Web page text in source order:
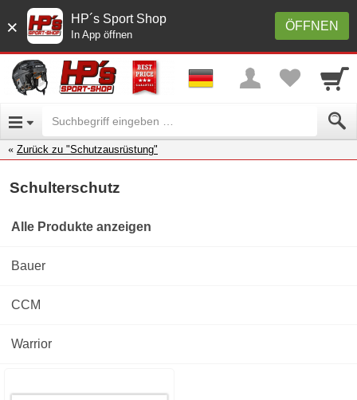
× ÖFFNEN
HP´s Sport Shop
In App öffnen
Zurück zu "Schutzausrüstung"
Schulterschutz
Alle Produkte anzeigen
Bauer
CCM
Warrior